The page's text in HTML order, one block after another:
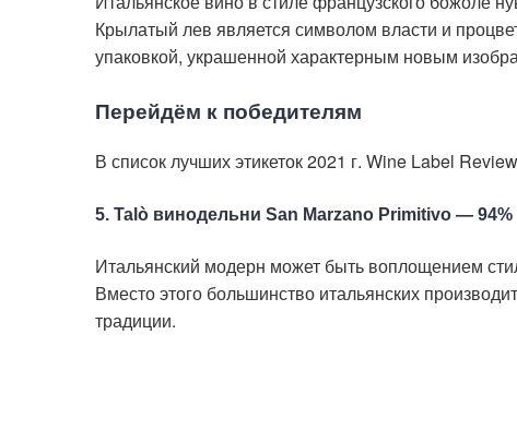
Крылатый лев является символом власти и
упаковкой, украшенной характерным новым
Перейдём к победителям
В список лучших этикеток 2021 г. Wine Label
5. Talò винодельни San Marzano Primitivo — 94%
Итальянский модерн может быть воплощением
Вместо этого большинство итальянских
традиции.